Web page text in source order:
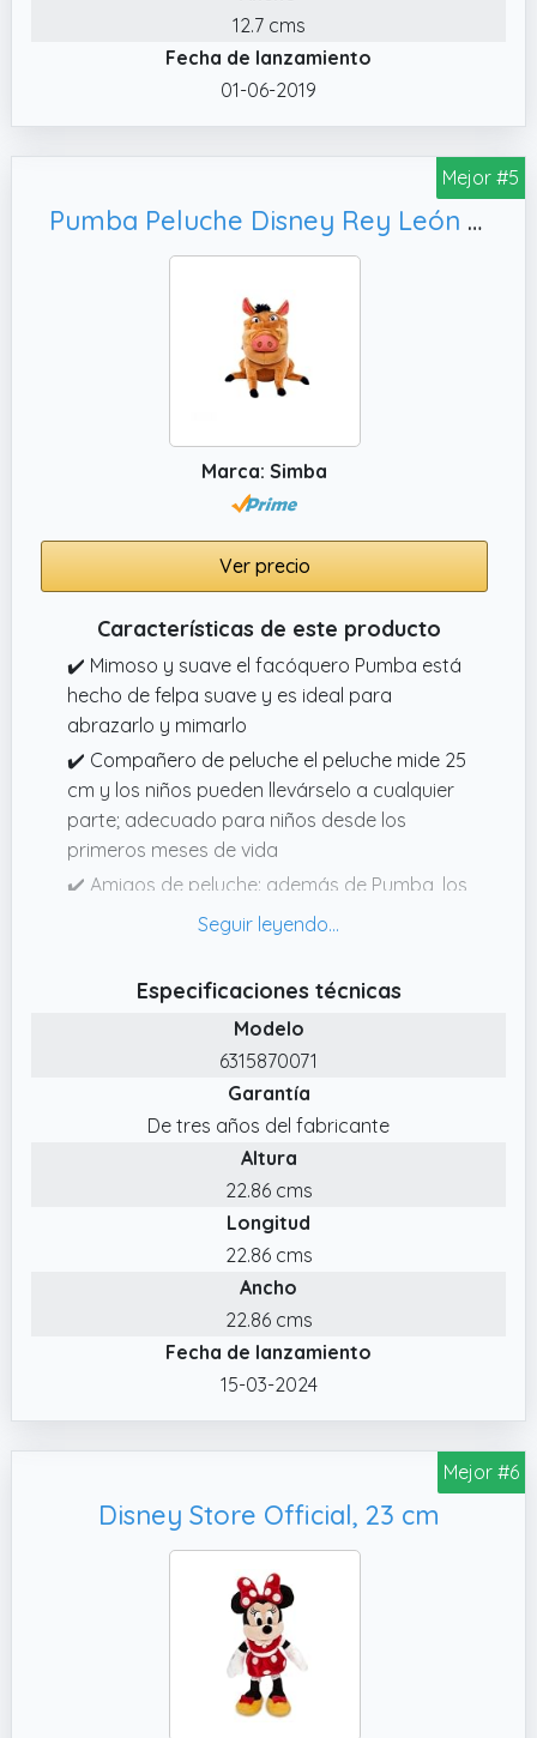
originales, aptos para niños de todas las
12.7 cms
Fecha de lanzamiento
01-06-2019
Mejor #5
Pumba Peluche Disney Rey León 25 cm 6315870071 Simba
Marca: Simba
Ver precio
Características de este producto
✔️ Mimoso y suave el facóquero Pumba está
hecho de felpa suave y es ideal para
abrazarlo y mimarlo
✔️ Compañero de peluche el peluche mide 25
cm y los niños pueden llevárselo a cualquier
parte; adecuado para niños desde los
primeros meses de vida
✔️ Amigos de peluche: además de Pumba, los
leones Simba y Mufasa, así como el suricato
✔️ 30 años El Rey León Con motivo del 30
aniversario del clásico de Disney "El Rey
León", llega el adorable Pumba en forma de
peluche blandito y achuchable
✔️ Peluches Disney de Simba Toys: Colección
de peluches con licencia Disney 100% oficial,
aptos para niños de todas las edades
Especificaciones técnicas
Modelo
6315870071
Garantía
De tres años del fabricante
Altura
22.86 cms
Longitud
22.86 cms
Ancho
22.86 cms
Fecha de lanzamiento
15-03-2024
Mejor #6
Disney Store Official, 23 cm